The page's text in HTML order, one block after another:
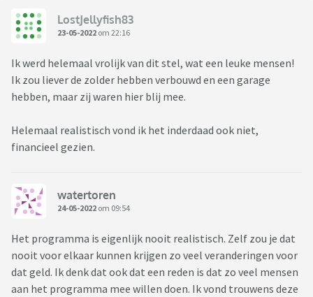
LostJellyfish83
23-05-2022 om 22:16
Ik werd helemaal vrolijk van dit stel, wat een leuke mensen!
Ik zou liever de zolder hebben verbouwd en een garage
hebben, maar zij waren hier blij mee.
Helemaal realistisch vond ik het inderdaad ook niet,
financieel gezien.
watertoren
24-05-2022 om 09:54
Het programma is eigenlijk nooit realistisch. Zelf zou je dat
nooit voor elkaar kunnen krijgen zo veel veranderingen voor
dat geld. Ik denk dat ook dat een reden is dat zo veel mensen
aan het programma mee willen doen. Ik vond trouwens deze